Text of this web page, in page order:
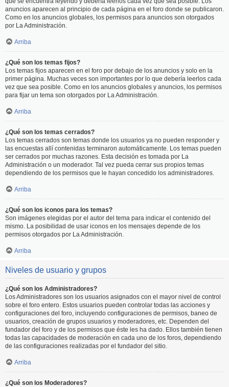
anuncios aparecen al principio de cada página en el foro donde se publicaron.
Como en los anuncios globales, los permisos para anuncios son otorgados
por La Administración.
Arriba
¿Qué son los temas fijos?
Los temas fijos aparecen en el foro por debajo de los anuncios y solo en la
primer página. Muchas veces son importantes por lo que debería leerlos cada
vez que sea posible. Como en los anuncios globales y anuncios, los permisos
para fijar un tema son otorgados por La Administración.
Arriba
¿Qué son los temas cerrados?
Los temas cerrados son temas donde los usuarios ya no pueden responder y
las encuestas allí contenidas terminaron automáticamente. Los temas pueden
ser cerrados por muchas razones. Esta decisión es tomada por La
Administración o un moderador. Tal vez pueda cerrar sus propios temas
dependiendo de los permisos que le hayan concedido los administradores.
Arriba
¿Qué son los iconos para los temas?
Son imágenes elegidas por el autor del tema para indicar el contenido del
mismo. La posibilidad de usar iconos en los mensajes depende de los
permisos otorgados por La Administración.
Arriba
Niveles de usuario y grupos
¿Qué son los Administradores?
Los Administradores son los usuarios asignados con el mayor nivel de control
sobre el foro entero. Estos usuarios pueden controlar todas las acciones y
configuraciones del foro, incluyendo configuraciones de permisos, baneo de
usuarios, creación de grupos usuarios y moderadores, etc. Dependen del
fundador del foro y de los permisos que éste les ha dado. Ellos también tienen
todas las capacidades de moderación en cada uno de los foros, dependiendo
de las configuraciones realizadas por el fundador del sitio.
Arriba
¿Qué son los Moderadores?